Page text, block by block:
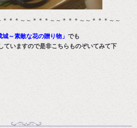
＊＊～～＊＊＊～～＊＊＊～～＊＊＊～～
城～素敵な花の贈り物」でも
ていますので是非こちらものぞいてみて下